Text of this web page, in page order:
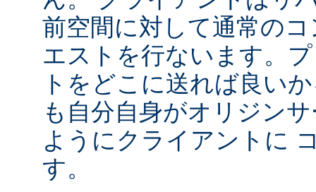
前空間に対して通常の
エストを行ないます。
トをどこに送れば良い
も自分自身がオリジン
ようにクライアントに
す。